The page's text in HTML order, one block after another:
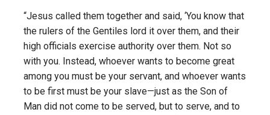
“Jesus called them together and said, ‘You know that
the rulers of the Gentiles lord it over them, and their
high officials exercise authority over them. Not so
with you. Instead, whoever wants to become great
among you must be your servant, and whoever wants
to be first must be your slave—just as the Son of
Man did not come to be served, but to serve, and to